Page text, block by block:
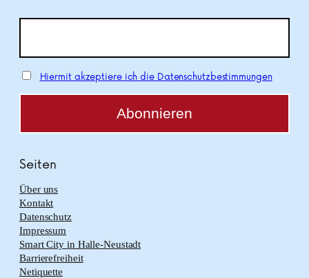
Hiermit akzeptiere ich die Datenschutzbestimmungen
Seiten
Über uns
Kontakt
Datenschutz
Impressum
Smart City in Halle-Neustadt
Barrierefreiheit
Netiquette